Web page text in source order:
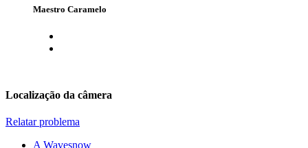
Maestro Caramelo
Localização da câmera
Relatar problema
A Wavesnow